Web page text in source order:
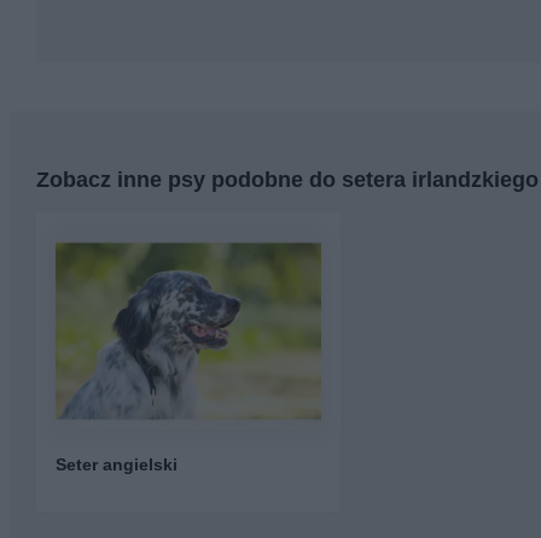
Zobacz inne psy podobne do setera irlandzkiego
Seter angielski